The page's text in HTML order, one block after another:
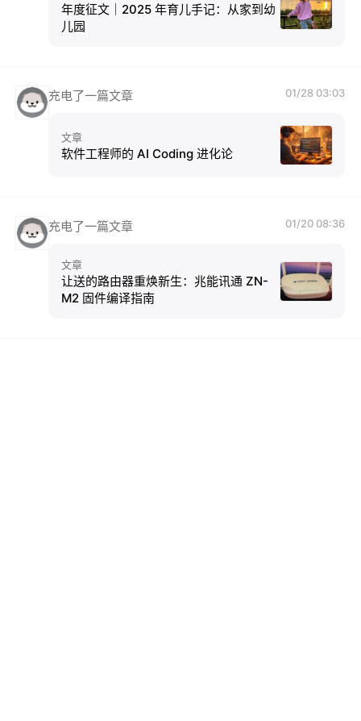
年度征文｜2025 年育儿手记：从家到幼
儿园
充电了一篇文章 01/28 03:03
文章
软件工程师的 AI Coding 进化论
充电了一篇文章 01/20 08:36
文章
让送的路由器重焕新生：兆能讯通 ZN-
M2 固件编译指南